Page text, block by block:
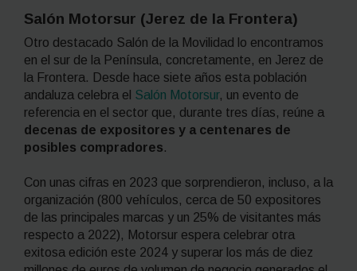
Salón Motorsur (Jerez de la Frontera)
Otro destacado Salón de la Movilidad lo encontramos
en el sur de la Península, concretamente, en Jerez de
la Frontera. Desde hace siete años esta población
andaluza celebra el Salón Motorsur, un evento de
referencia en el sector que, durante tres días, reúne a
decenas de expositores y a centenares de
posibles compradores.
Con unas cifras en 2023 que sorprendieron, incluso, a la
organización (800 vehículos, cerca de 50 expositores
de las principales marcas y un 25% de visitantes más
respecto a 2022), Motorsur espera celebrar otra
exitosa edición este 2024 y superar los más de diez